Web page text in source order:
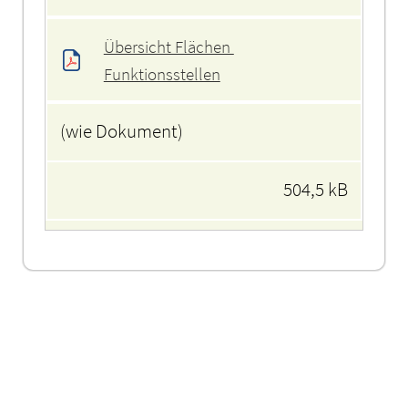
Übersicht Flächen
Funktionsstellen
(wie Dokument)
504,5 kB